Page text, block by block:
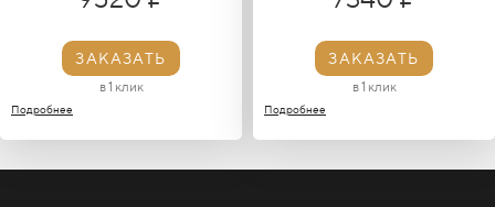
ЗАКАЗАТЬ
в 1 клик
Подробнее
ЗАКАЗАТЬ
в 1 клик
Подробнее